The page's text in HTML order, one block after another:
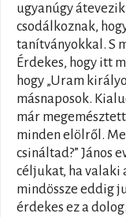
ugyanúgy
csodálkoznak,
tanítványokkal. S
Érdekes, hogy itt
hogy „Uram
másnaposok.
már
minden elölről.
csináltad?” János
céljukat, ha valaki
mindössze eddig
érdekes ez a